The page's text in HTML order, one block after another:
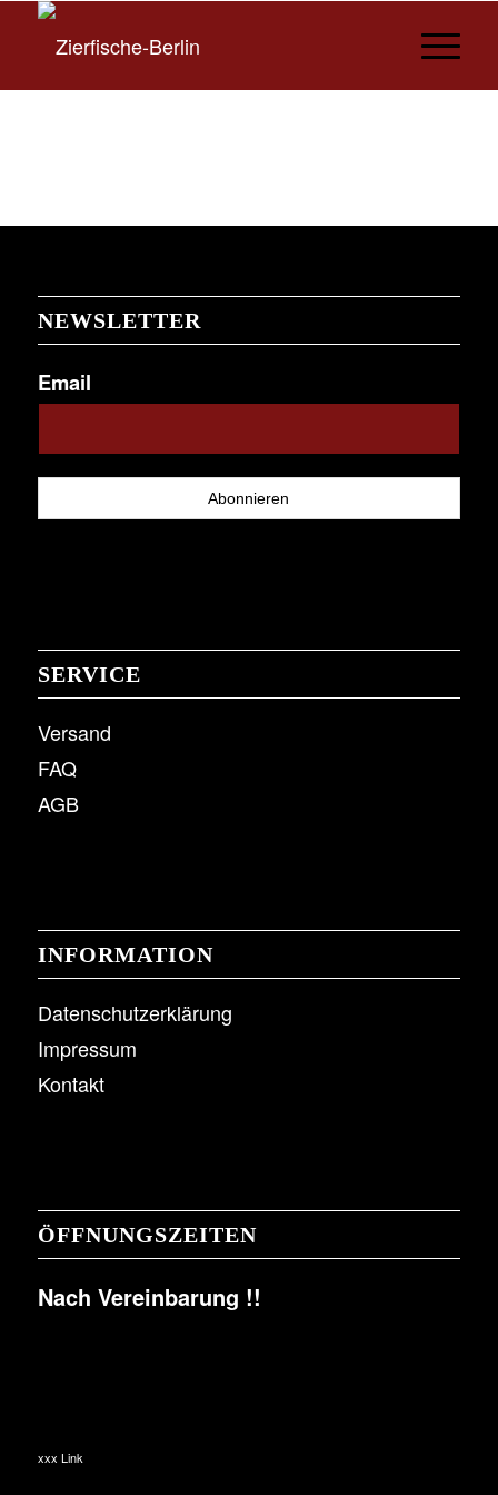
NEWSLETTER
Email
SERVICE
Versand
FAQ
AGB
INFORMATION
Datenschutzerklärung
Impressum
Kontakt
ÖFFNUNGSZEITEN
Nach Vereinbarung !!
xxx Link